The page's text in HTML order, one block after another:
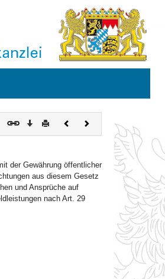
Download
DruckenVorherigesNächstes
Dokument
der Gewährung öffentlicher
aus diesem Gesetz
und Ansprüche auf
nach Art. 29